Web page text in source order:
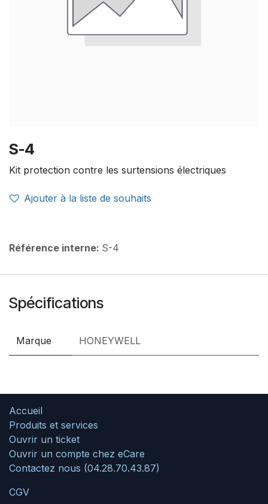
S-4
Kit protection contre les surtensions électriques
Ajouter à la liste de souhaits
Référence interne: S-4
Spécifications
Marque HONEYWELL
Accueil
Produits et services
Ouvrir un ticket
Ouvrir un compte chez eCare
Contactez nous (04.28.70.43.87)
CGV